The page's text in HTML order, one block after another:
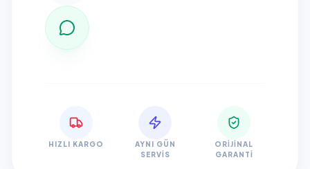
HIZLI KARGO
AYNI GÜN
SERVIS
ORIJINAL
GARANTI